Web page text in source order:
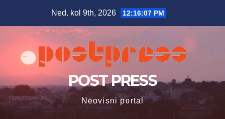
Ned. kol 9th, 2026 12:16:09 PM
POST PRESS
Neovisni portal